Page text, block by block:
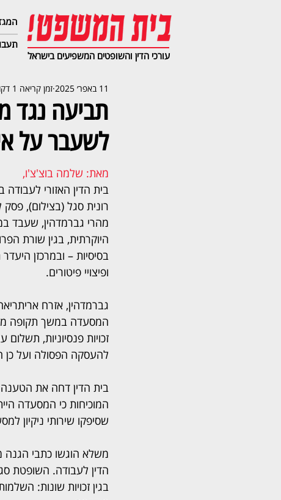
עורכי הדין והשופטים המשפיעים בישראל
תביעה נגד
לשעבר על
11 באפר׳ 2025 זמן קריאה 1 דקות
מאת: שלמה בוצ'צ'ו,
בית הדין האזורי
רונית סגל (בצילום), פסק
מהרי גברמדהין, שעבד
היוקרתית, בגין שורת
בסיסיות – ובמרכזן היעדר
ופיצויי פיטורים.
גברמדהין, אזרח
המסעדה במשך תקופה
זכויות פנסיוניות,
להעסקה הפסולה ועל כן
בית הדין דחה את הטענה
המוכיחות כי המסעדה
שסיפקו שירותי ניקיון
בגין זכויות שונות: